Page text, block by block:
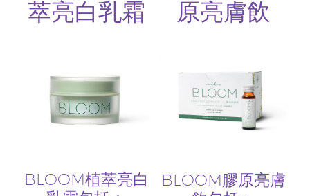
萃亮白乳霜
BLOOM植萃亮白
原亮膚飲
BLOOM膠原亮膚